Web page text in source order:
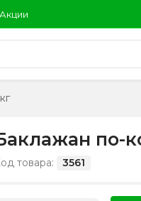
Акции
по-
товара: 3561